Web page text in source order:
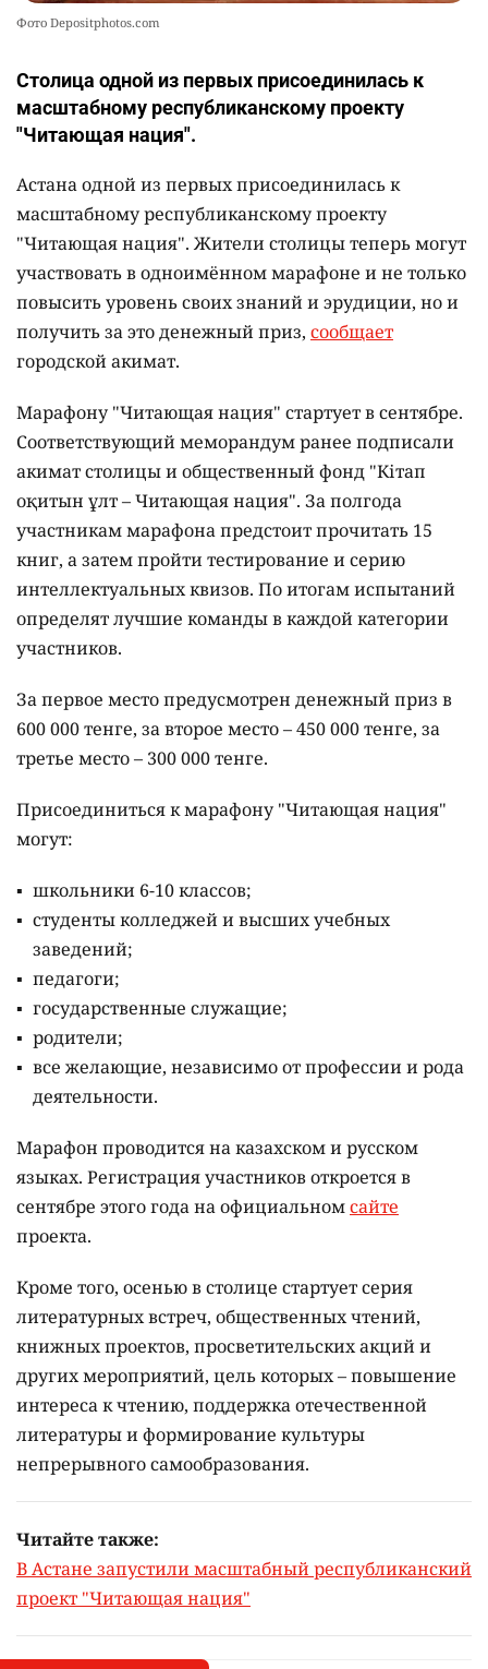
Фото Depositphotos.com
Столица одной из первых присоединилась к
масштабному республиканскому проекту
"Читающая нация".
Астана одной из первых присоединилась к
масштабному республиканскому проекту
"Читающая нация". Жители столицы теперь могут
участвовать в одноимённом марафоне и не только
повысить уровень своих знаний и эрудиции, но и
получить за это денежный приз, сообщает
городской акимат.
Марафону "Читающая нация" стартует в сентябре.
Соответствующий меморандум ранее подписали
акимат столицы и общественный фонд "Кітап
оқитын ұлт – Читающая нация". За полгода
участникам марафона предстоит прочитать 15
книг, а затем пройти тестирование и серию
интеллектуальных квизов. По итогам испытаний
определят лучшие команды в каждой категории
участников.
За первое место предусмотрен денежный приз в
600 000 тенге, за второе место – 450 000 тенге, за
третье место – 300 000 тенге.
Присоединиться к марафону "Читающая нация"
могут:
школьники 6-10 классов;
студенты колледжей и высших учебных
заведений;
педагоги;
государственные служащие;
родители;
все желающие, независимо от профессии и рода
деятельности.
Марафон проводится на казахском и русском
языках. Регистрация участников откроется в
сентябре этого года на официальномсайте
проекта.
Кроме того, осенью в столице стартует серия
литературных встреч, общественных чтений,
книжных проектов, просветительских акций и
других мероприятий, цель которых –повышение
интереса к чтению, поддержка отечественной
литературы и формирование культуры
непрерывного самообразования.
Читайте также:
В Астане запустили масштабный республиканский
проект "Читающая нация"